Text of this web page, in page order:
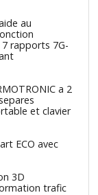
au
rapports 7G-
a 2
et clavier
ECO avec
3D
trafic